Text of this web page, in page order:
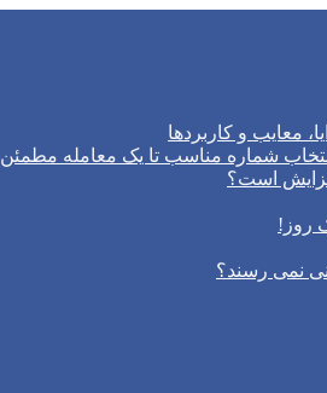
معایب و کاربردها
شماره مناسب تا یک معامله مطمئن
است؟
نمی‌ رسند؟